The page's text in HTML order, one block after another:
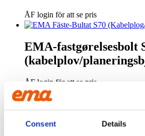
Consent Details
ÅF login för att se pris
EMA-fastgørelsesbolt
(kabelplov/
ÅF login för att se pris
EMA INTERNATIONAL
8230 Åbyhøj